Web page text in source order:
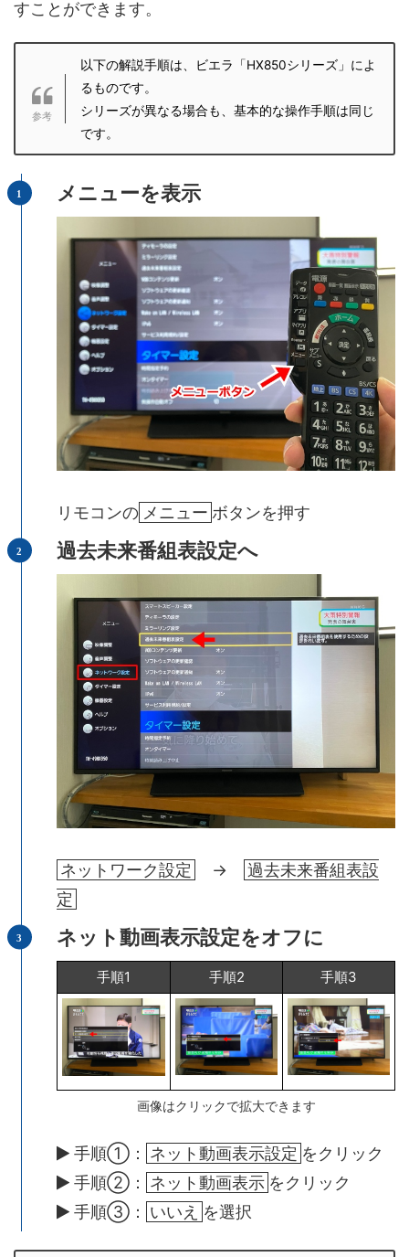
すことができます。
以下の解説手順は、ビエラ「HX850シリーズ」によ
るものです。
シリーズが異なる場合も、基本的な操作手順は同じ
です。
メニューを表示
リモコンの メニュー ボタンを押す
過去未来番組表設定へ
ネットワーク設定 →
過去未来番組表設
定
ネット動画表示設定をオフに
手順1 手順2 手順3
画像はクリックで拡大できます
手順①： ネット動画表示設定 をクリック
手順②：
ネット動画表示 をクリック
手順③：
いいえ を選択